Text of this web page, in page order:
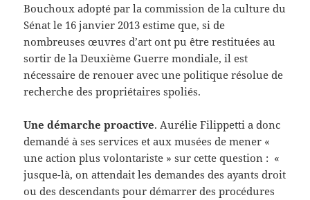
Bouchoux adopté par la commission de la culture du
Sénat le 16 janvier 2013 estime que, si de
nombreuses œuvres d’art ont pu être restituées au
sortir de la Deuxième Guerre mondiale, il est
nécessaire de renouer avec une politique résolue de
recherche des propriétaires spoliés.
Une démarche proactive. Aurélie Filippetti a donc
demandé à ses services et aux musées de mener «
une action plus volontariste » sur cette question : «
jusque-là, on attendait les demandes des ayants droit
ou des descendants pour démarrer des procédures